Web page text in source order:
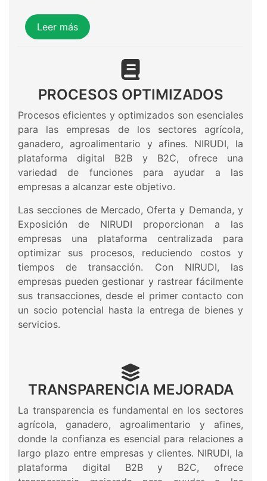
Leer más
PROCESOS OPTIMIZADOS
Procesos eficientes y optimizados son esenciales
para las empresas de los sectores agrícola,
ganadero, agroalimentario y afines. NIRUDI, la
plataforma digital B2B y B2C, ofrece una
variedad de funciones para ayudar a las
empresas a alcanzar este objetivo.
Las secciones de Mercado, Oferta y Demanda, y
Exposición de NIRUDI proporcionan a las
empresas una plataforma centralizada para
optimizar sus procesos, reduciendo costos y
tiempos de transacción. Con NIRUDI, las
empresas pueden gestionar y rastrear fácilmente
sus transacciones, desde el primer contacto con
un socio potencial hasta la entrega de bienes y
servicios.
TRANSPARENCIA MEJORADA
La transparencia es fundamental en los sectores
agrícola, ganadero, agroalimentario y afines,
donde la confianza es esencial para relaciones a
largo plazo entre empresas y clientes. NIRUDI, la
plataforma digital B2B y B2C, ofrece